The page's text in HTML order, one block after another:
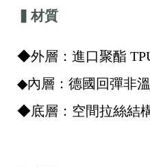
▍材質
◆外層：進口聚酯
◆內層：德國回彈非
◆底層：空間拉絲結